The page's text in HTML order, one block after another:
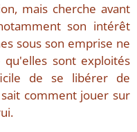
mais cherche avant
son intérêt
sous son emprise ne
sont exploités
de se libérer de
comment jouer sur